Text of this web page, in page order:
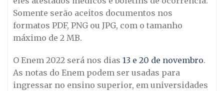
Somente serão aceitos documentos nos
formatos PDF, PNG ou JPG, com o tamanho
máximo de 2 MB.
O Enem 2022 será nos dias 13 e 20 de novembro.
As notas do Enem podem ser usadas para
ingressar no ensino superior, em universidades